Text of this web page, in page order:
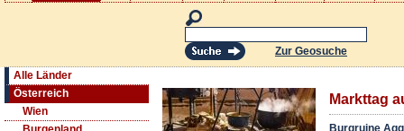
Zur Geosuche
Alle Länder
Österreich
Wien
Markttag
Burgruine